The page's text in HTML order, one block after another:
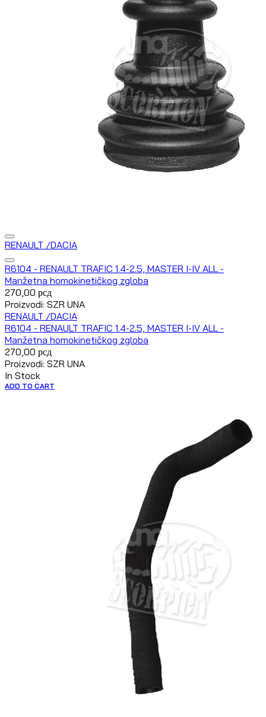
RENAULT /DACIA
R6104 - RENAULT TRAFIC 1.4-2.5, MASTER I-IV ALL -
Manžetna homokinetičkog zgloba
270,00 рсд
Proizvodi: SZR UNA
RENAULT /DACIA
R6104 - RENAULT TRAFIC 1.4-2.5, MASTER I-IV ALL -
Manžetna homokinetičkog zgloba
270,00 рсд
Proizvodi: SZR UNA
In Stock
ADD TO CART